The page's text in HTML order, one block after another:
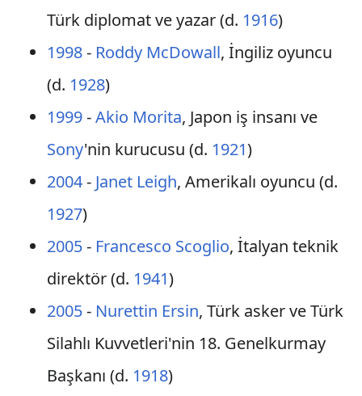
Türk diplomat ve yazar (d. 1916)
1998- Roddy McDowall, İngiliz oyuncu
(d. 1928)
1999-Akio Morita, Japon iş insanı ve
Sony'nin kurucusu (d. 1921)
2004- Janet Leigh, Amerikalı oyuncu (d.
1927)
2005- Francesco Scoglio, İtalyan teknik
direktör (d. 1941)
2005- Nurettin Ersin, Türk asker ve Türk
Silahlı Kuvvetleri'nin 18. Genelkurmay
Başkanı (d. 1918)